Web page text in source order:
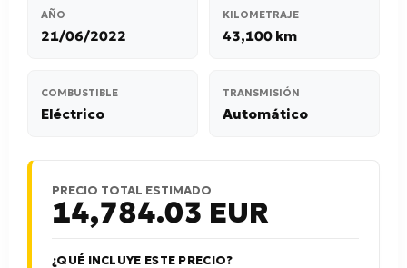
AÑO
21/06/2022
KILOMETRAJE
43,100 km
COMBUSTIBLE
Eléctrico
TRANSMISIÓN
Automático
PRECIO TOTAL ESTIMADO
14,784.03 EUR
¿QUÉ INCLUYE ESTE PRECIO?